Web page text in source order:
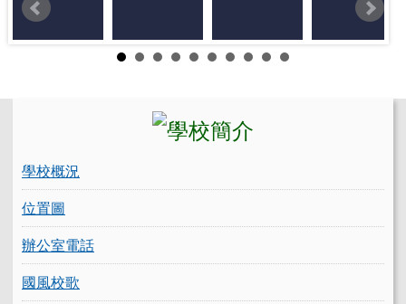
學校概況
位置圖
辦公室電話
國風校歌